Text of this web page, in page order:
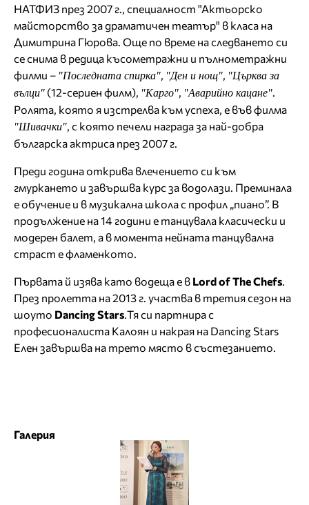
НАТФИЗ през 2007 г., специалност "Актьорско
майсторство за драматичен театър" в класа на
Димитрина Гюрова. Още по време на следването си
се снима в редица късометражни и пълнометражни
филми – "Последната спирка", "Ден и нощ", "Църква за
вълци" (12-сериен филм), "Карго", "Аварийно кацане".
Ролята, която я изстрелва към успеха, е във филма
"Шивачки", с която печели награда за най-добра
българска актриса през 2007 г.
Преди година открива влечението си към
гмуркането и завършва курс за водолази. Преминала
е обучение и в музикална школа с профил „пиано”. В
продължение на 14 години е танцувала класически и
модерен балет, а в момента нейната танцувална
страст е фламенкото.
Първата й изява като водеща е в Lord of The Chefs.
През пролетта на 2013 г. участва в третия сезон на
шоуто Dancing Stars.Тя си партнира с
професионалиста Калоян и накрая на Dancing Stars
Елен завършва на трето място в състезанието.
Галерия